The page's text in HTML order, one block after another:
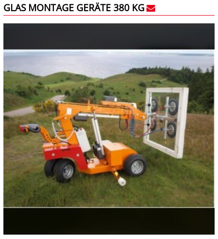
GLAS MONTAGE GERÄTE 380 KG